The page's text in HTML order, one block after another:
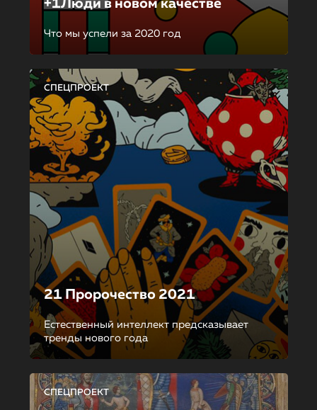
+1Люди в новом качестве
Что мы успели за 2020 год
СПЕЦПРОЕКТ
21 Пророчество 2021
Естественный интеллект предсказывает
тренды нового года
СПЕЦПРОЕКТ